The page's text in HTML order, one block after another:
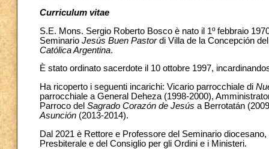
Curriculum vitae
S.E. Mons. Sergio Roberto Bosco è nato il 1º febbraio
Seminario Jesús Buen Pastordi Villa de la Concepción
Católica Argentina.
È stato ordinato sacerdote il 10 ottobre 1997,
Ha ricoperto i seguenti incarichi: Vicario parrocchiale di
parrocchiale a General Deheza (1998-2000),
Parroco del Sagrado Corazón de Jesús a Berrotatán
Asunción (2013-2014).
Dal 2021 è Rettore e Professore del Seminario
Presbiterale e del Consiglio per gli Ordini e i Ministeri.